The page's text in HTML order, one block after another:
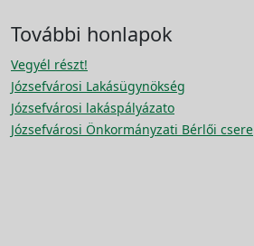
További honlapok
Vegyél részt!
Józsefvárosi Lakásügynökség
Józsefvárosi lakáspályázato
Józsefvárosi Önkormányzati Bérlői csere